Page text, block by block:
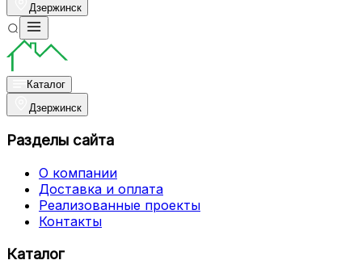
Дзержинск
Каталог
Дзержинск
Разделы сайта
О компании
Доставка и оплата
Реализованные проекты
Контакты
Каталог